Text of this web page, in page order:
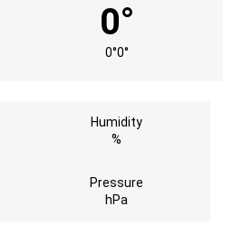
0°
0°0°
Humidity
%
Pressure
hPa